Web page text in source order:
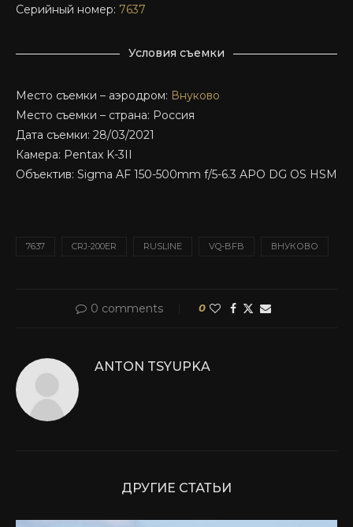
Серийный номер: 7637
Условия съемки
Место съемки – аэродром: Внуково
Место съемки – страна: Россия
Дата съемки: 28/03/2021
Камера: Pentax K-3II
Объектив: Sigma AF 150-500mm f/5-6.3 APO DG OS HSM
7637 CRJ-200ER RUSLINE VQ-BFB ВНУКОВО
0 comments 0
ANTON TSYUPKA
ДРУГИЕ СТАТЬИ